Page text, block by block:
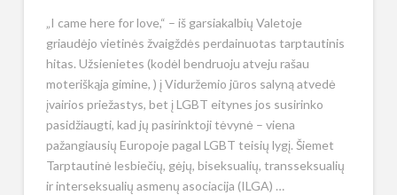
„I came here for love,“ – iš garsiakalbių Valetoje
griaudėjo vietinės žvaigždės perdainuotas tarptautinis
hitas. Užsienietes (kodėl bendruoju atveju rašau
moteriškąja gimine, ) į Viduržemio jūros salyną atvedė
įvairios priežastys, bet į LGBT eitynes jos susirinko
pasidžiaugti, kad jų pasirinktoji tėvynė – viena
pažangiausių Europoje pagal LGBT teisių lygį. Šiemet
Tarptautinė lesbiečių, gėjų, biseksualių, transseksualių
ir interseksualių asmenų asociacija (ILGA) …